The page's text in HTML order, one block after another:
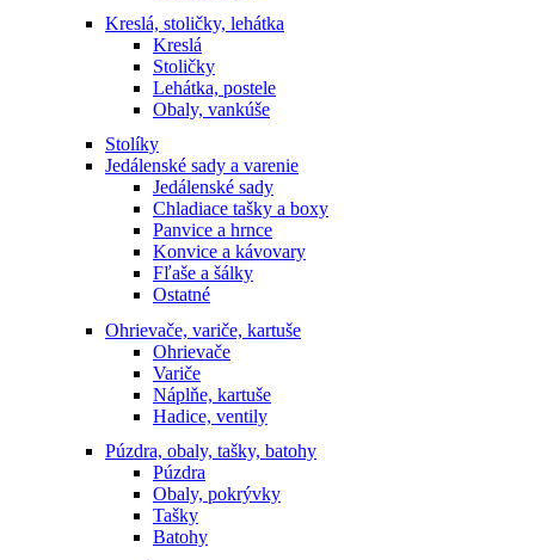
Kreslá, stoličky, lehátka
Kreslá
Stoličky
Lehátka, postele
Obaly, vankúše
Stolíky
Jedálenské sady a varenie
Jedálenské sady
Chladiace tašky a boxy
Panvice a hrnce
Konvice a kávovary
Fľaše a šálky
Ostatné
Ohrievače, variče, kartuše
Ohrievače
Variče
Náplňe, kartuše
Hadice, ventily
Púzdra, obaly, tašky, batohy
Púzdra
Obaly, pokrývky
Tašky
Batohy